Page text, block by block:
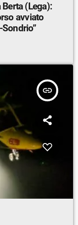
(Lega):
avviato
insert_link